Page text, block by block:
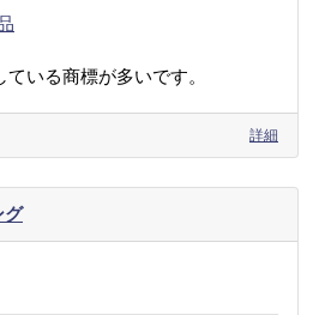
いる商標が多いです。
詳細
グ